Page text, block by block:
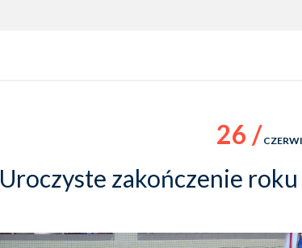
26 /
Uroczyste zakończenie